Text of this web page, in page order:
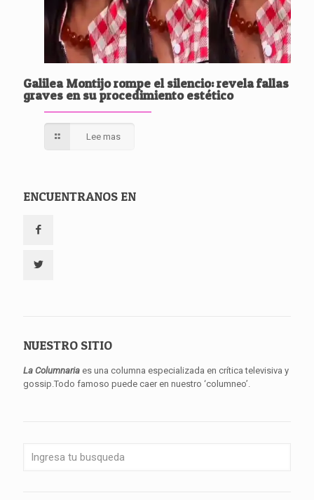
Galilea Montijo rompe el silencio: revela fallas
graves en su procedimiento estético
Lee mas
ENCUENTRANOS EN
NUESTRO SITIO
La Columnaria es una columna especializada en crítica televisiva y
gossip.Todo famoso puede caer en nuestro ‘columneo’.